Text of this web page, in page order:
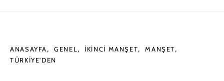
ANASAYFA GENEL İKINCI MANŞET
MANŞET
TÜRKIYE'DEN